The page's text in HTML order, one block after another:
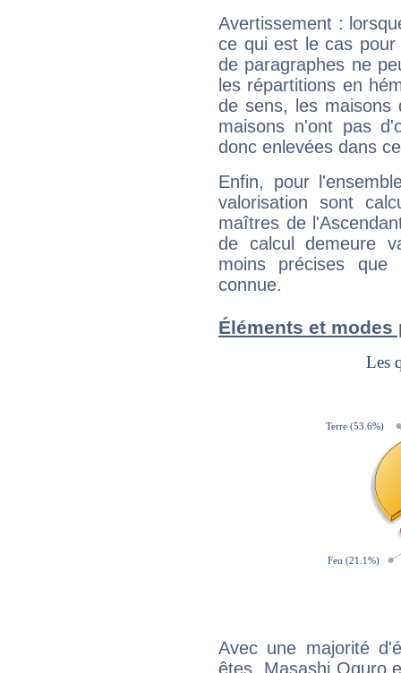
Avertissement :
ce qui est le cas
de paragraphes ne
les répartitions en
de sens, les maisons
maisons n'ont pas
donc enlevées dans
Enfin, pour
valorisation sont
maîtres de
de calcul demeure
moins précises que
connue.
Éléments et
Avec une majorité
êtes, Masashi Oguro